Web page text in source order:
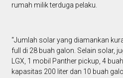
rumah milik terduga pelaku.
“Jumlah solar yang diamankan
full di 28 buah galon. Selain solar,
LGX, 1 mobil Panther pickup, 4
kapasitas 200 liter dan 10 buah